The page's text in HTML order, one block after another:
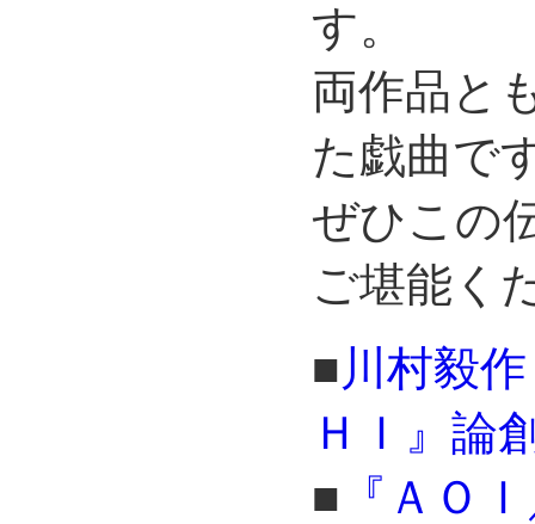
す。
両作品と
た戯曲で
ぜひこの
ご堪能く
■ 川村毅
ＨＩ』論
■ 『ＡＯ